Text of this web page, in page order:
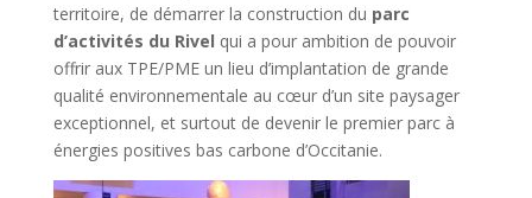
territoire, de démarrer la construction du parc
d’activités du Rivel qui a pour ambition de pouvoir
offrir aux TPE/PME un lieu d’implantation de grande
qualité environnementale au cœur d’un site paysager
exceptionnel, et surtout de devenir le premier parc à
énergies positives bas carbone d’Occitanie.